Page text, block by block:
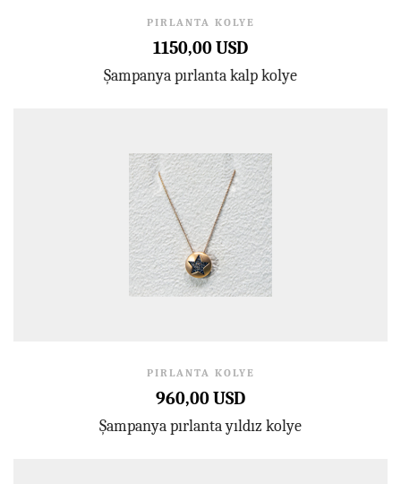
PIRLANTA KOLYE
1150,00 USD
Şampanya pırlanta kalp kolye
PIRLANTA KOLYE
960,00 USD
Şampanya pırlanta yıldız kolye